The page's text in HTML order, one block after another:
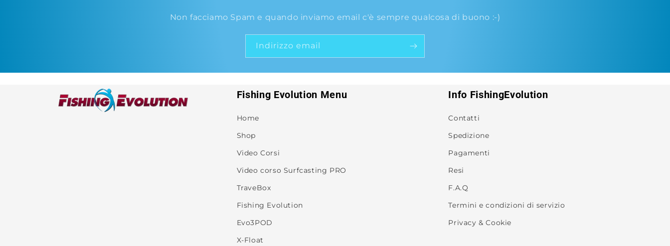
Non facciamo Spam e quando inviamo email c'è sempre qualcosa di buono :-)
Indirizzo email
Fishing Evolution Menu
Home
Shop
Video Corsi
Video corso Surfcasting PRO
TraveBox
Fishing Evolution
Evo3POD
X-Float
Info FishingEvolution
Contatti
Spedizione
Pagamenti
Resi
F.A.Q
Termini e condizioni di servizio
Privacy & Cookie